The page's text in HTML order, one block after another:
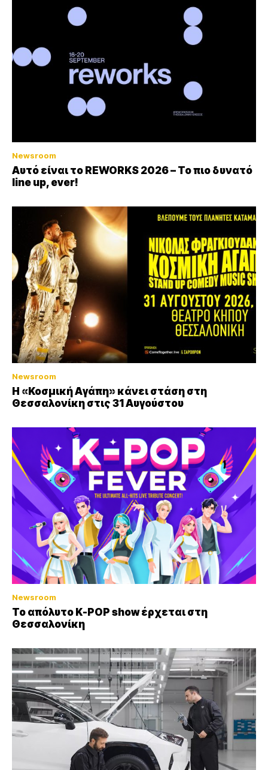
Newsroom
Αυτό είναι το REWORKS 2026 – Το πιο δυνατό
line up, ever!
Newsroom
Η «Κοσμική Αγάπη» κάνει στάση στη
Θεσσαλονίκη στις 31 Αυγούστου
Newsroom
Το απόλυτο K-POP show έρχεται στη
Θεσσαλονίκη